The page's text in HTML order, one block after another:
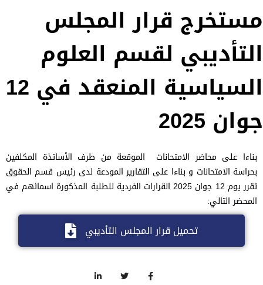
مستخرج قرار المجلس
التأديبي لقسم العلوم
السياسية المنعقد في 12
جوان 2025
بناءا على محاضر الامتحانات الموقعة من طرف الأساتذة المكلفين
بحراسة الامتحانات و بناءا على التقارير المودعة لدى رئيس قسم الحقوق
تقرر يوم 12 جوان 2025 القرارات الفردية للطلبة المذكورة اسمائهم في
المحضر التالي:
تحميل قرار المجلس التأديبي